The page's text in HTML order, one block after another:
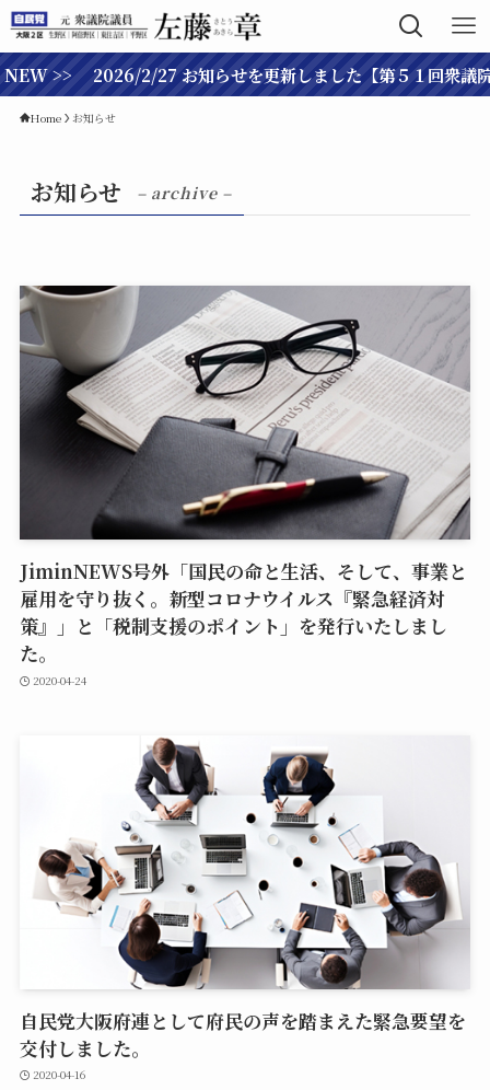
2/27 お知らせを更新しました【第５１回衆議院総選挙へ
Home お知らせ
お知らせ – archive –
JiminNEWS号外「国民の命と生活、そして、事業と
雇用を守り抜く。新型コロナウイルス『緊急経済対
策』」と「税制支援のポイント」を発行いたしまし
た。
2020-04-24
自民党大阪府連として府民の声を踏まえた緊急要望を
交付しました。
2020-04-16